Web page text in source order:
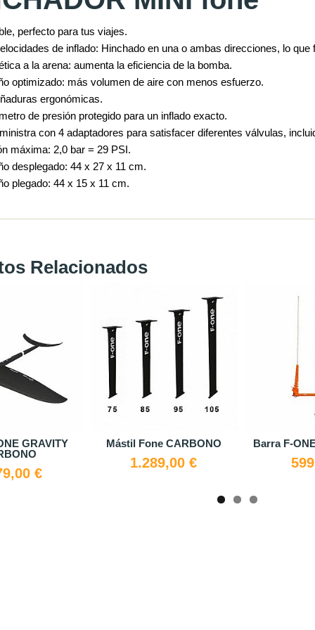
perfecto para tus viajes.
de inflado: Hinchado en una o ambas direcciones, lo que
a la arena: aumenta la eficiencia de la bomba.
optimizado: más volumen de aire con menos esfuerzo.
ergonómicas.
de presión protegido para un inflado exacto.
con 4 adaptadores para satisfacer diferentes válvulas,
máxima: 2,0 bar = 29 PSI.
desplegado: 44 x 27 x 11 cm.
plegado: 44 x 15 x 11 cm.
Relacionados
GRAVITY
€
Mástil Fone CARBONO
1.289,00 €
Barra F-